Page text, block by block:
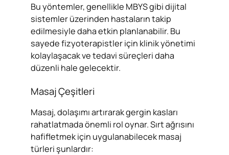
Bu yöntemler, genellikle MBYS gibi dijital
sistemler üzerinden hastaların takip
edilmesiyle daha etkin planlanabilir. Bu
sayede fizyoterapistler için klinik yönetimi
kolaylaşacak ve tedavi süreçleri daha
düzenli hale gelecektir.
Masaj Çeşitleri
Masaj, dolaşımı artırarak gergin kasları
rahatlatmada önemli rol oynar. Sırt ağrısını
hafifletmek için uygulanabilecek masaj
türleri şunlardır: